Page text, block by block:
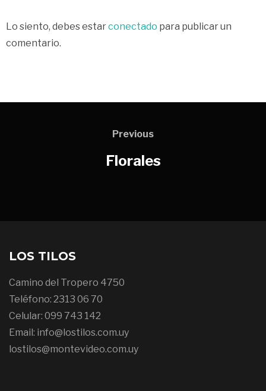
Lo siento, debes estarconectado para publicar un
comentario.
Previous
Florales
LOS TILOS
Camino del Tropero 4750
Teléfono: 2313 06 70
Celular: 099 743 142
Email: info@lostilos.com.uy
lostilos@montevideo.com.uy